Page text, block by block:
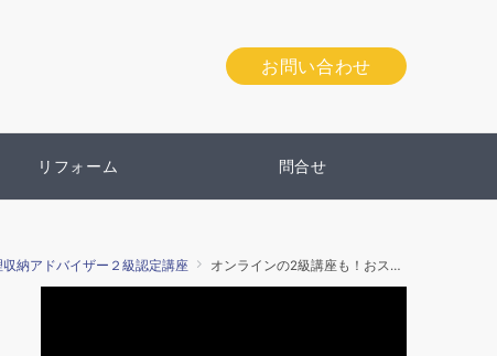
お問い合わせ
リフォーム 問合せ
納アドバイザー２級認定講座 オンラインの2級講座も！おススメです。